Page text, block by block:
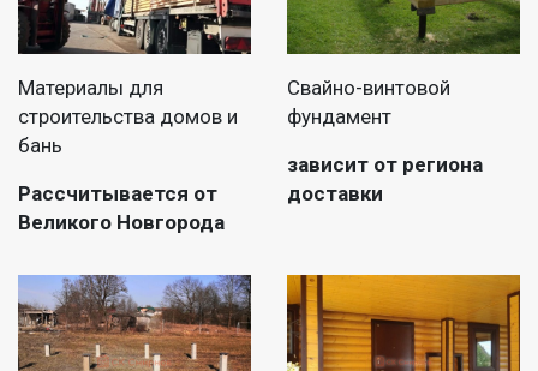
Материалы для
строительства домов и
бань
Рассчитывается от
Великого Новгорода
Свайно-винтовой
фундамент
зависит от региона
доставки